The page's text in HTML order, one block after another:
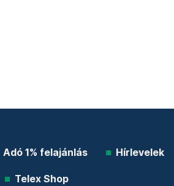
Adó 1% felajánlás Hírlevelek
Telex Shop